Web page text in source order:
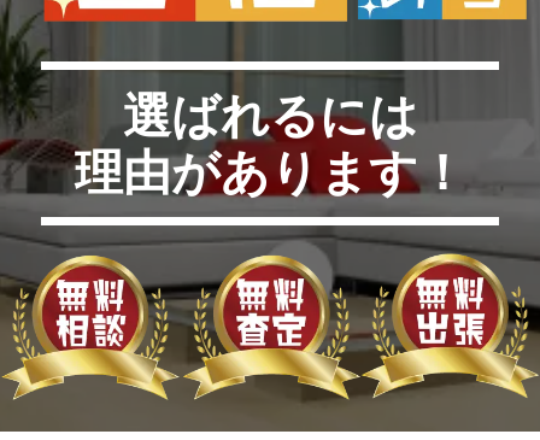
選ばれるには
理由があります！